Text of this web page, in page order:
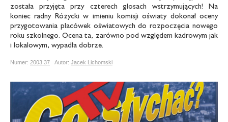
została przyjęta przy czterech głosach wstrzymujących! Na
koniec radny Różycki w imieniu komisji oświaty dokonał oceny
przygotowania placówek oświatowych do rozpoczęcia nowego
roku szkolnego. Ocena ta, zarówno pod względem kadrowym jak
i lokalowym, wypadła dobrze.
Numer: 2003 37 Autor: Jacek Lichomski